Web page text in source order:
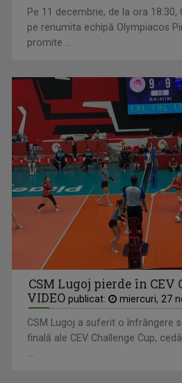
Pe 11 decembrie, de la ora 18:30,
pe renumita echipă Olympiacos
promite ...
CSM Lugoj pierde în CEV
VIDEO publicat: miercuri, 27
CSM Lugoj a suferit o înfrângere
finală ale CEV Challenge Cup,